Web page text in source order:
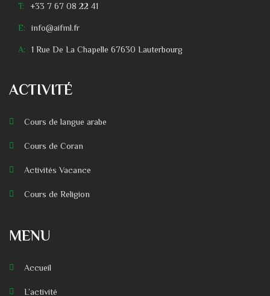
T: +33 7 67 08 22 41
E: info@aifml.fr
A: 1 Rue De La Chapelle 67630 Lauterbourg
ACTIVITÉ
Cours de langue arabe
Cours de Coran
Activités Vacance
Cours de Religion
MENU
Accueil
L’activité